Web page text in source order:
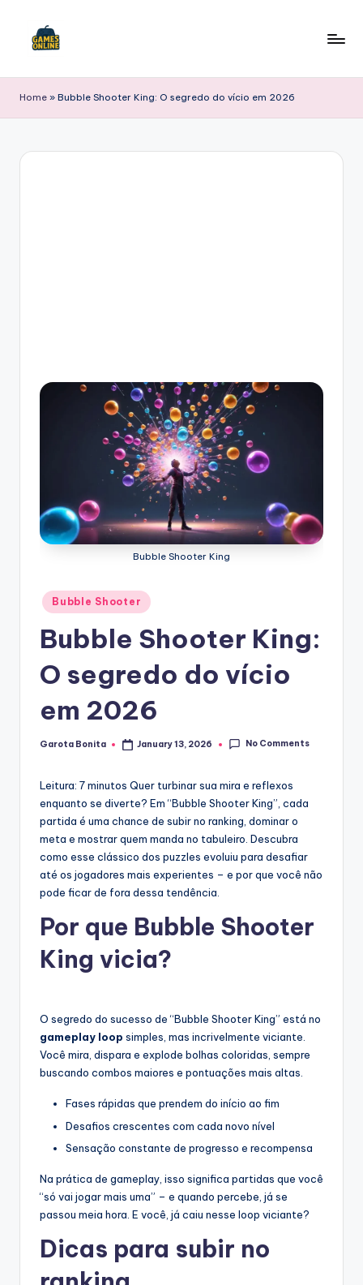
B
Home » Bubble Shooter King: O segredo do vício em 2026
Bubble Shooter King
Posted
in
Bubble Shooter
Bubble Shooter King:
O segredo do vício
em 2026
Posted
Garota Bonita January 13, 2026 No Comments
Leitura: 7 minutos Quer turbinar sua mira e reflexos
enquanto se diverte? Em “Bubble Shooter King”, cada
partida é uma chance de subir no ranking, dominar o
meta e mostrar quem manda no tabuleiro. Descubra
como esse clássico dos puzzles evoluiu para desafiar
até os jogadores mais experientes – e por que você não
pode ficar de fora dessa tendência.
Por que Bubble Shooter
King vicia?
O segredo do sucesso de “Bubble Shooter King” está no
gameplay loop simples, mas incrivelmente viciante.
Você mira, dispara e explode bolhas coloridas, sempre
buscando combos maiores e pontuações mais altas.
Fases rápidas que prendem do início ao fim
Desafios crescentes com cada novo nível
Sensação constante de progresso e recompensa
Na prática de gameplay, isso significa partidas que você
“só vai jogar mais uma” – e quando percebe, já se
passou meia hora. E você, já caiu nesse loop viciante?
Dicas para subir no